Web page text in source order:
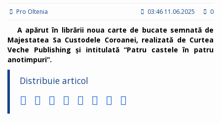
Pro Oltenia 03:46 11.06.2025 0
A apărut în librării noua carte de bucate semnată de
Majestatea Sa Custodele Coroanei, realizată de Curtea
Veche Publishing și intitulată “Patru castele în patru
anotimpuri”.
Distribuie articol